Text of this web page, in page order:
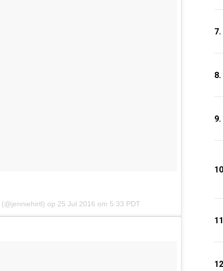
op 25 Jul 2016 om 5:33 PDT
7.
8.
9.